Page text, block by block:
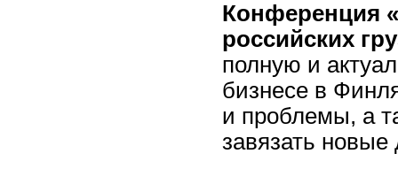
Конференция
российских
полную и
бизнесе в
и проблемы, а
завязать